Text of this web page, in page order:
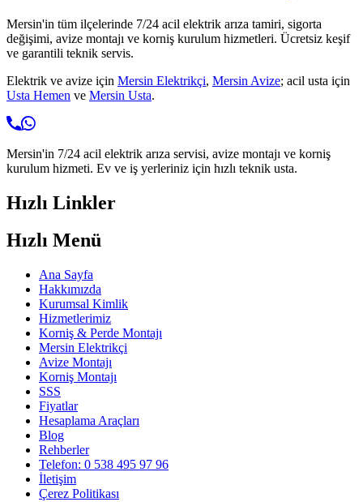
Mersin'in tüm ilçelerinde 7/24 acil elektrik arıza tamiri, sigorta
değişimi, avize montajı ve korniş kurulum hizmetleri. Ücretsiz keşif
ve garantili teknik servis.
Elektrik ve avize için Mersin Elektrikçi, Mersin Avize; acil usta için
Usta Hemen ve Mersin Usta.
Mersin'in 7/24 acil elektrik arıza servisi, avize montajı ve korniş
kurulum hizmeti. Ev ve iş yerleriniz için hızlı teknik usta.
Hızlı Linkler
Hızlı Menü
Ana Sayfa
Hakkımızda
Kurumsal Kimlik
Hizmetlerimiz
Korniş & Perde Montajı
Mersin Elektrikçi
Avize Montajı
Korniş Montajı
SSS
Fiyatlar
Hesaplama Araçları
Blog
Rehberler
Telefon: 0 538 495 97 96
İletişim
Çerez Politikası